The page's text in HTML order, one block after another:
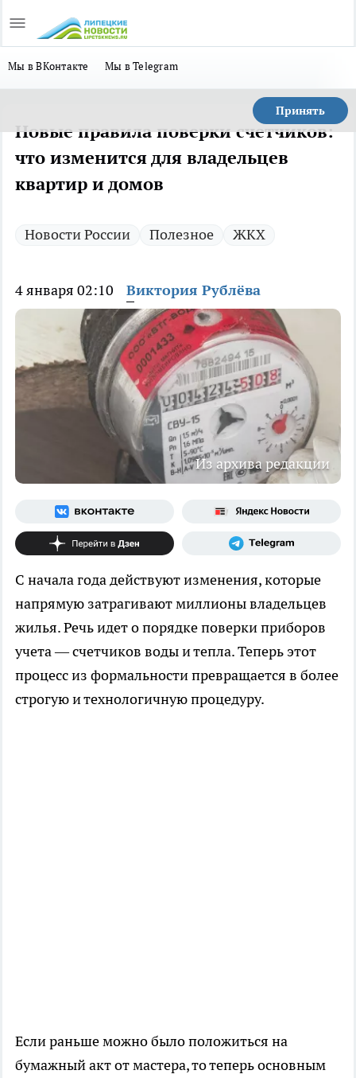
Мы в ВКонтакте Мы в Telegram
Принять
Новые правила поверки счетчиков:
что изменится для владельцев
квартир и домов
Новости России Полезное ЖКХ
4 января 02:10 Виктория Рублёва
Из архива редакции
С начала года действуют изменения, которые
напрямую затрагивают миллионы владельцев
жилья. Речь идет о порядке поверки приборов
учета — счетчиков воды и тепла. Теперь этот
процесс из формальности превращается в более
строгую и технологичную процедуру.
Если раньше можно было положиться на
бумажный акт от мастера, то теперь основным